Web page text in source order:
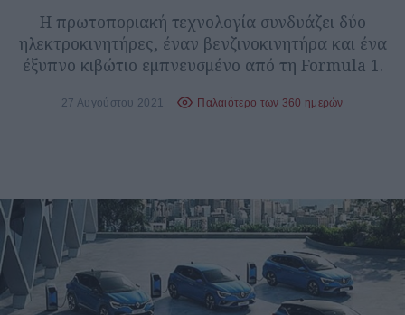
Η πρωτοποριακή τεχνολογία συνδυάζει δύο
ηλεκτροκινητήρες, έναν βενζινοκινητήρα και ένα
έξυπνο κιβώτιο εμπνευσμένο από τη Formula 1.
27 Αυγούστου 2021 Παλαιότερο των 360 ημερών